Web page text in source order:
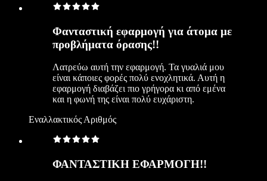
Φανταστική εφαρμογή για άτομα με
προβλήματα όρασης!!
Λατρεύω αυτή την εφαρμογή. Τα γυαλιά μου
είναι κάποιες φορές πολύ ενοχλητικά. Αυτή η
εφαρμογή διαβάζει πιο γρήγορα κι από εμένα
και η φωνή της είναι πολύ ευχάριστη.
Εναλλακτικός Αριθμός
ΦΑΝΤΑΣΤΙΚΗ ΕΦΑΡΜΟΓΗ!!